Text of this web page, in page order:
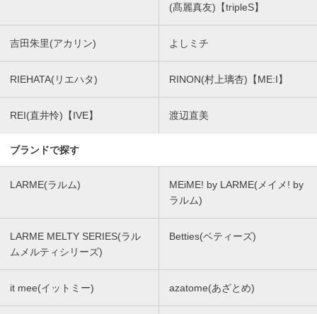
(髙麗真友)【tripleS】
吉田朱里(アカリン) よしミチ
RIEHATA(リエハタ) RINON(村上璃杏)【ME:I】
REI(直井怜)【IVE】 渡辺直美
ブランドで探す
LARME(ラルム)
MEiME! by LARME(メイメ! by
ラルム)
LARME MELTY SERIES(ラル
ムメルティシリーズ)
Betties(ベティーズ)
it mee(イットミー) azatome(あざとめ)